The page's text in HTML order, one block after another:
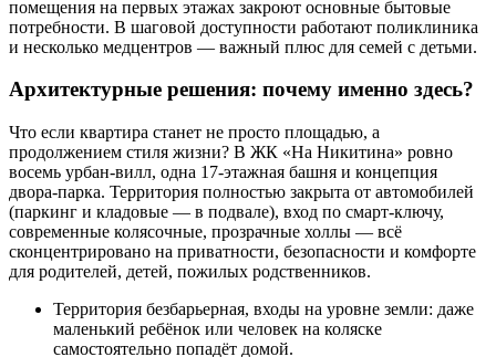
помещения на первых этажах закроют основные бытовые
потребности. В шаговой доступности работают поликлиника
и несколько медцентров — важный плюс для семей с детьми.
Архитектурные решения: почему именно здесь?
Что если квартира станет не просто площадью, а
продолжением стиля жизни? В ЖК «На Никитина» ровно
восемь урбан-вилл, одна 17-этажная башня и концепция
двора-парка. Территория полностью закрыта от автомобилей
(паркинг и кладовые — в подвале), вход по смарт-ключу,
современные колясочные, прозрачные холлы — всё
сконцентрировано на приватности, безопасности и комфорте
для родителей, детей, пожилых родственников.
Территория безбарьерная, входы на уровне земли: даже
маленький ребёнок или человек на коляске
самостоятельно попадёт домой.